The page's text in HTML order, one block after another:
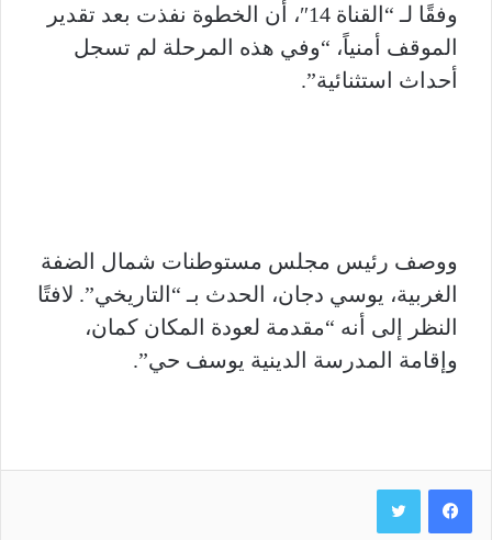
وفقًا لـ “القناة 14″، أن الخطوة نفذت بعد تقدير
الموقف أمنياً، “وفي هذه المرحلة لم تسجل
أحداث استثنائية”.
ووصف رئيس مجلس مستوطنات شمال الضفة
الغربية، يوسي دجان، الحدث بـ “التاريخي”. لافتًا
النظر إلى أنه “مقدمة لعودة المكان كمان،
وإقامة المدرسة الدينية يوسف حي”.